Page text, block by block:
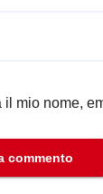
il mio nome,